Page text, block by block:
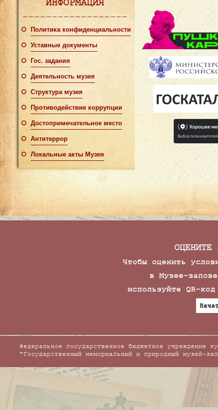
ИНФОРМАЦИЯ
Политика конфиденциальности
Уставные документы
Гос. задания
Деятельность музея
Структура музея
Противодействие коррупции
Достопримечательное место
Антитеррор
Локальные акты Музея
ОЦЕНИТЕ
Чтобы оценить
в Музее-
используйте QR-
Федеральное государственное бюджетное учреждение
"Государственный мемориальный и природный музей-